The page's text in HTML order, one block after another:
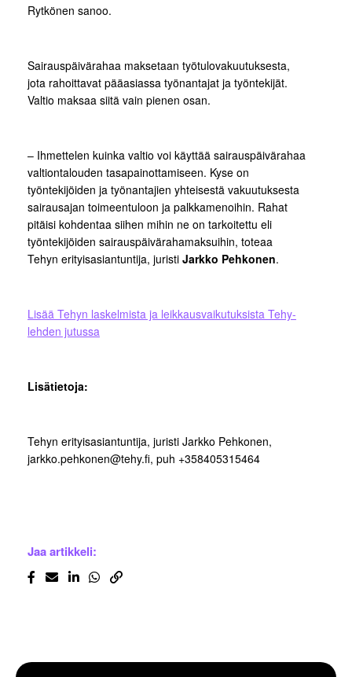
Rytkönen sanoo.
Sairauspäivärahaa maksetaan työtulovakuutuksesta,
jota rahoittavat pääasiassa työnantajat ja työntekijät.
Valtio maksaa siitä vain pienen osan.
– Ihmettelen kuinka valtio voi käyttää sairauspäivärahaa
valtiontalouden tasapainottamiseen. Kyse on
työntekijöiden ja työnantajien yhteisestä vakuutuksesta
sairausajan toimeentuloon ja palkkamenoihin. Rahat
pitäisi kohdentaa siihen mihin ne on tarkoitettu eli
työntekijöiden sairauspäivärahamaksuihin, toteaa
Tehyn erityisasiantuntija, juristi Jarkko Pehkonen.
Lisää Tehyn laskelmista ja leikkausvaikutuksista Tehy-
lehden jutussa
Lisätietoja:
Tehyn erityisasiantuntija, juristi Jarkko Pehkonen,
jarkko.pehkonen@tehy.fi, puh +358405315464
Jaa artikkeli: